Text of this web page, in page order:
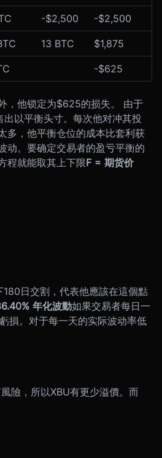
-$2,500 -$2,500
13 BTC $1,875
-$625
，他锁定为$625的损失。 由于
以平衡头寸。每次他对冲其投
多，他平衡仓位的成本比套利获
动。要确定交易者的盈亏平衡的
程就能取其上下限F = 期货价
日交割，代表他應該在這個點
年化波動如果交易者每日一
損。对于每一天的实际波动率低
險，所以XBU有更少溢價。而